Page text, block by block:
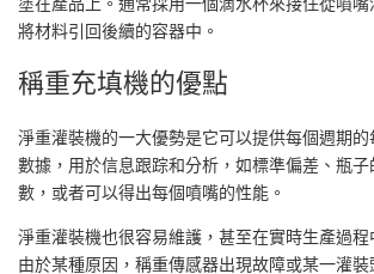
將材料引回後續的容器中。
稱重充填機的優點
淨重灌裝機的一大優勢是它可以提供每個週期
數據，用於信息跟踪和分析，如標準偏差、瓶
數，或者可以得出每個噴嘴的性能。
淨重灌裝機也很容易維護，甚至在實時生產過
由於某種原因，稱重傳感器出現故障或某一灌裝